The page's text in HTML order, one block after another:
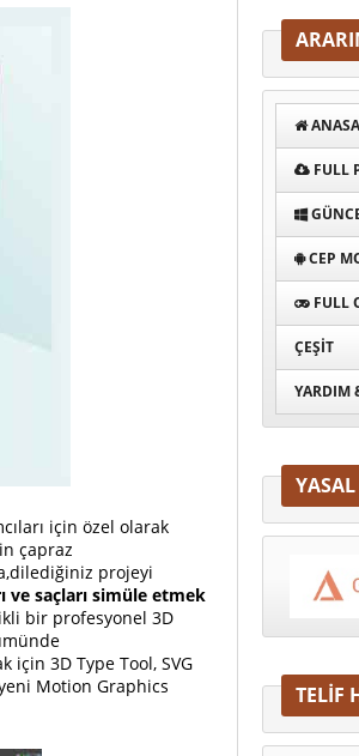
için özel olarak
çapraz
projeyi
ve saçları simüle etmek
bir profesyonel 3D
için 3D Type Tool, SVG
Motion Graphics
FULL
CEP
FULL
ÇEŞIT
YARDIM
TELİF